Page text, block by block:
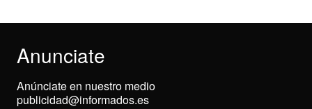
Anunciate
Anúnciate en nuestro medio
publicidad@informados.es